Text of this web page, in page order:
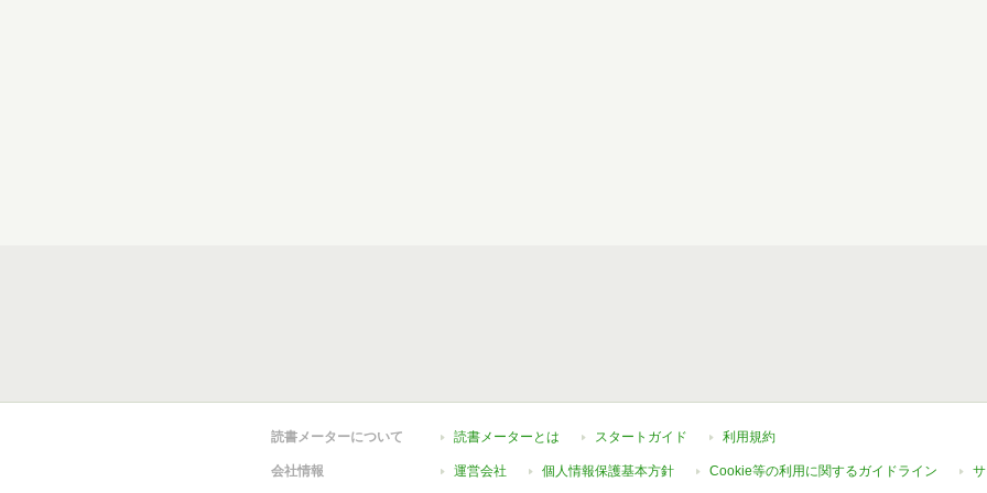
読書メーターについて 読書メーターとは スタートガイド 利用規約
会社情報 運営会社 個人情報保護基本方針 Cookie等の利用に関するガイドライン